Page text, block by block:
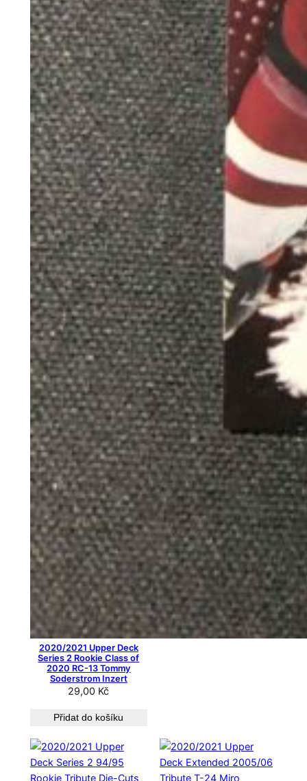
2020/2021 Upper Deck
Series 2 Rookie Class of
2020 RC-13 Tommy
Soderstrom Inzert
29,00 Kč
Přidat do košíku